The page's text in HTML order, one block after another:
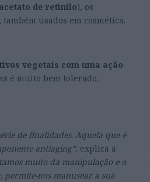
de retinilo), os
usados em cosmética.
vegetais com uma ação
é muito bem tolerado.
de finalidades. Aquela que é
antiaging”, explica a
muito da manipulação e o
nos manusear a sua